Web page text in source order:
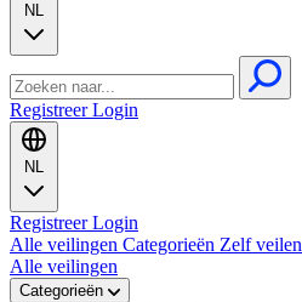
NL
RegistreerLogin
NL
RegistreerLogin
Alle veilingen Categorieën Zelf veilen
Alle veilingen
Categorieën